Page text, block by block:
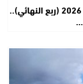
كأس أمم إفريقيا للسيدات – المغرب 2026 (ربع النهائي)..